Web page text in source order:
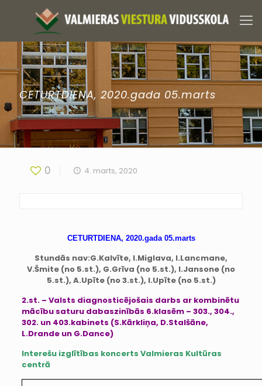
CETURTDIENA, 2020.gada 05.marts
0 4. marts, 2020
CETURTDIENA, 2020.gada 05.marts
Stundās nav:G.Kalvīte, I.Miglava, I.Lancmane,
V.Šmite (no 5.st.), G.Grīva (no 5.st.), I.Jansone (no
5.st.), A.Upīte (no 3.st.), I.Upīte (no 5.st.)
2.st. – Valsts diagnosticējošais darbs ar kombinētu
mācību saturu dabaszinībās 6.klasēm – 303., 304.,
302. un 403.kabinets (S.Kārkliņa, D.Stalšāne,
L.Drande un G.Dance)
Interešu izglītības koncerts Valmieras Kultūras
centrā